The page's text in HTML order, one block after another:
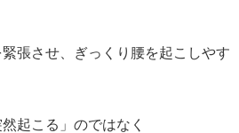
張させ、ぎっくり腰を起こしやす
起こる」のではなく